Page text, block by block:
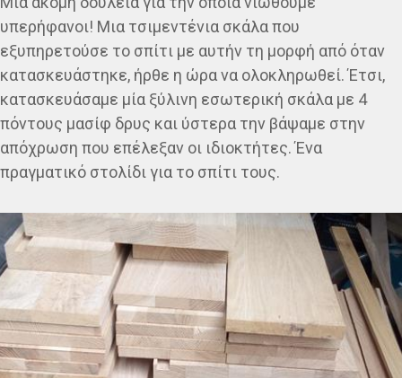
υπερήφανοι! Μια τσιμεντένια σκάλα που
εξυπηρετούσε το σπίτι με αυτήν τη μορφή από όταν
κατασκευάστηκε, ήρθε η ώρα να ολοκληρωθεί. Έτσι,
κατασκευάσαμε μία ξύλινη εσωτερική σκάλα με 4
πόντους μασίφ δρυς και ύστερα την βάψαμε στην
απόχρωση που επέλεξαν οι ιδιοκτήτες. Ένα
πραγματικό στολίδι για το σπίτι τους.